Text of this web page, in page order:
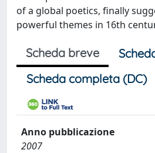
of a global poetics, finally
powerful themes in 16th
Scheda breve
Scheda completa (DC)
Anno pubblicazione
2007